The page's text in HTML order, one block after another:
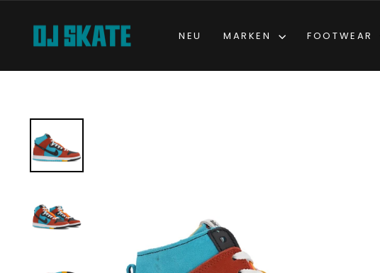
NEU MARKEN FOOTWEAR